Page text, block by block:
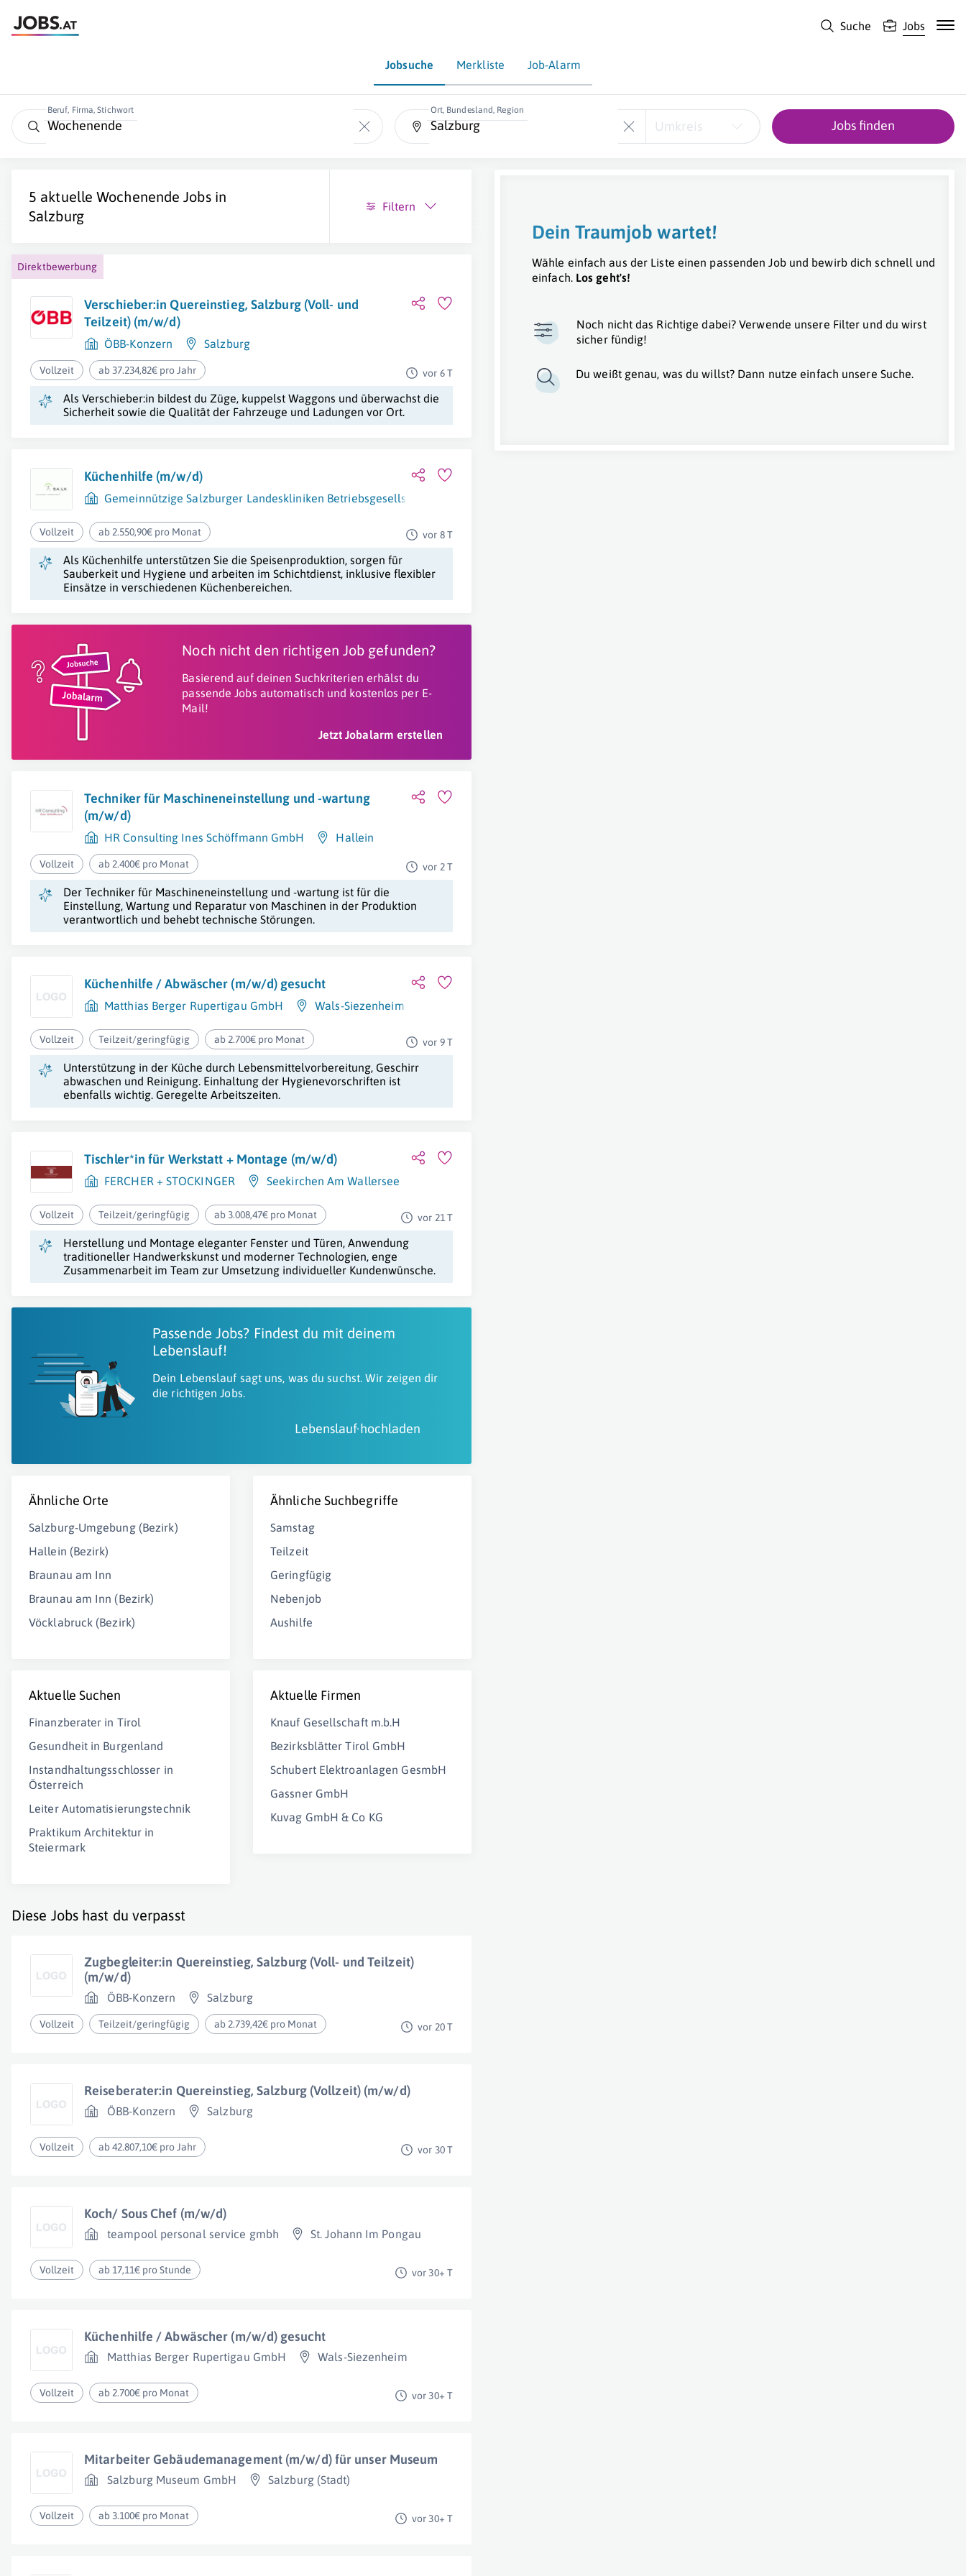
Suche Jobs
Jobsuche Merkliste Job-Alarm
Beruf, Firma, Stichwort Ort, Bundesland, Region
Umkreis Jobs finden
5 aktuelleWochenende Jobs in
Salzburg
Filtern
Direktbewerbung
Verschieber:in Quereinstieg, Salzburg (Voll- und
Teilzeit) (m/w/d)
ÖBB-Konzern Salzburg
Vollzeit ab 37.234,82€ pro Jahr vor 6 T
Als Verschieber:in bildest du Züge, kuppelst Waggons und überwachst die
Sicherheit sowie die Qualität der Fahrzeuge und Ladungen vor Ort.
Küchenhilfe (m/w/d)
Gemeinnützige Salzburger Landeskliniken Betriebsgesellschaft mbH
Vollzeit ab 2.550,90€ pro Monat vor 8 T
Als Küchenhilfe unterstützen Sie die Speisenproduktion, sorgen für
Sauberkeit und Hygiene und arbeiten im Schichtdienst, inklusive flexibler
Einsätze in verschiedenen Küchenbereichen.
Noch nicht den richtigen Job gefunden?
Basierend auf deinen Suchkriterien erhälst du
passende Jobs automatisch und kostenlos per E-
Mail!
Jetzt Jobalarm erstellen
Techniker für Maschineneinstellung und -wartung
(m/w/d)
HR Consulting Ines Schöffmann GmbH Hallein
Vollzeit ab 2.400€ pro Monat vor 2 T
Der Techniker für Maschineneinstellung und -wartung ist für die
Einstellung, Wartung und Reparatur von Maschinen in der Produktion
verantwortlich und behebt technische Störungen.
Küchenhilfe / Abwäscher (m/w/d) gesucht
Matthias Berger Rupertigau GmbH Wals-Siezenheim
Vollzeit Teilzeit/geringfügig ab 2.700€ pro Monat vor 9 T
Unterstützung in der Küche durch Lebensmittelvorbereitung, Geschirr
abwaschen und Reinigung. Einhaltung der Hygienevorschriften ist
ebenfalls wichtig. Geregelte Arbeitszeiten.
Tischler*in für Werkstatt + Montage (m/w/d)
FERCHER + STOCKINGER Seekirchen Am Wallersee
Vollzeit Teilzeit/geringfügig ab 3.008,47€ pro Monat vor 21 T
Herstellung und Montage eleganter Fenster und Türen, Anwendung
traditioneller Handwerkskunst und moderner Technologien, enge
Zusammenarbeit im Team zur Umsetzung individueller Kundenwünsche.
Passende Jobs? Findest du mit deinem
Lebenslauf!
Dein Lebenslauf sagt uns, was du suchst. Wir zeigen dir
die richtigen Jobs.
Lebenslauf hochladen
Ähnliche Orte
Salzburg-Umgebung (Bezirk)
Hallein (Bezirk)
Braunau am Inn
Braunau am Inn (Bezirk)
Vöcklabruck (Bezirk)
Ähnliche Suchbegriffe
Samstag
Teilzeit
Geringfügig
Nebenjob
Aushilfe
Aktuelle Suchen
Finanzberater in Tirol
Gesundheit in Burgenland
Instandhaltungsschlosser in
Österreich
Leiter Automatisierungstechnik
Praktikum Architektur in
Steiermark
Aktuelle Firmen
Knauf Gesellschaft m.b.H
Bezirksblätter Tirol GmbH
Schubert Elektroanlagen GesmbH
Gassner GmbH
Kuvag GmbH & Co KG
Diese Jobs hast du verpasst
Zugbegleiter:in Quereinstieg, Salzburg (Voll- und Teilzeit)
(m/w/d)
ÖBB-Konzern Salzburg
Vollzeit Teilzeit/geringfügig ab 2.739,42€ pro Monat vor 20 T
Reiseberater:in Quereinstieg, Salzburg (Vollzeit) (m/w/d)
ÖBB-Konzern Salzburg
Vollzeit ab 42.807,10€ pro Jahr vor 30 T
Koch/ Sous Chef (m/w/d)
teampool personal service gmbh St. Johann Im Pongau
Vollzeit ab 17,11€ pro Stunde vor 30+ T
Küchenhilfe / Abwäscher (m/w/d) gesucht
Matthias Berger Rupertigau GmbH Wals-Siezenheim
Vollzeit ab 2.700€ pro Monat vor 30+ T
Mitarbeiter Gebäudemanagement (m/w/d) für unser Museum
Salzburg Museum GmbH Salzburg (Stadt)
Vollzeit ab 3.100€ pro Monat vor 30+ T
Dein Traumjob wartet!
Wähle einfach aus der Liste einen passenden Job und bewirb dich schnell und
einfach. Los geht's!
Noch nicht das Richtige dabei? Verwende unsere Filter und du wirst
sicher fündig!
Du weißt genau, was du willst? Dann nutze einfach unsere Suche.